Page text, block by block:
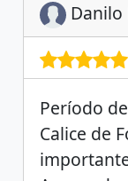
Danilo
Período
Calice de